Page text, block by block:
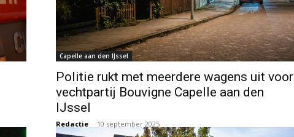
Capelle aan den IJssel
Politie rukt met meerdere wagens uit voor
vechtpartij Bouvigne Capelle aan den
IJssel
Redactie - 10 september 2025